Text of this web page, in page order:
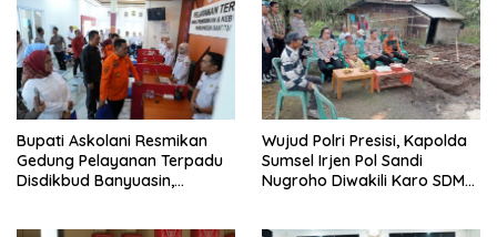
Bupati Askolani Resmikan
Gedung Pelayanan Terpadu
Disdikbud Banyuasin,
Wujud Polri Presisi, Kapolda
Sumsel Irjen Pol Sandi
Nugroho Diwakili Karo SDM